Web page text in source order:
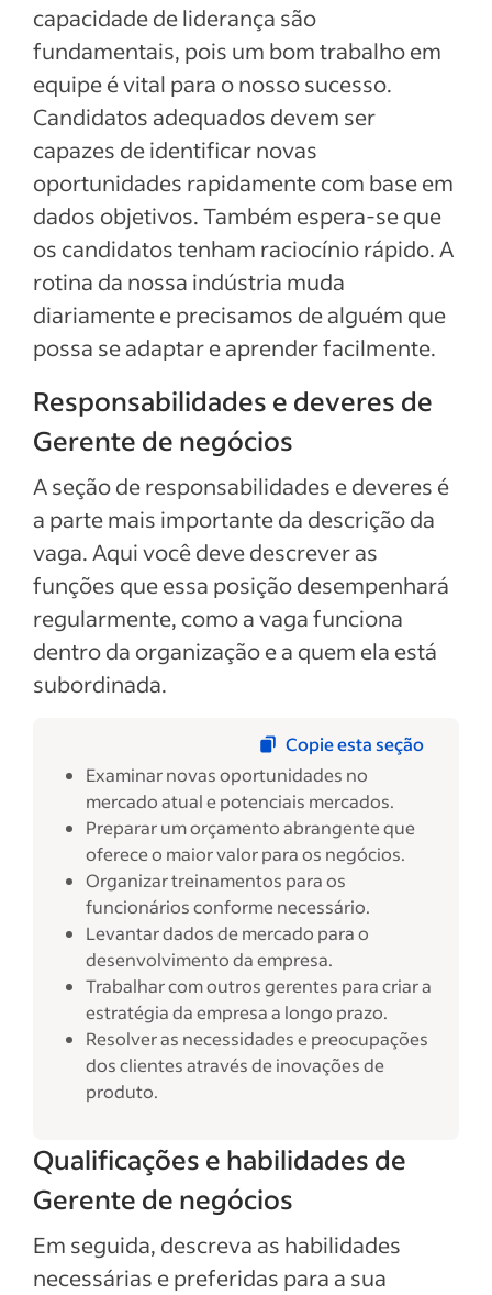
capacidade de liderança são
fundamentais, pois um bom trabalho em
equipe é vital para o nosso sucesso.
Candidatos adequados devem ser
capazes de identificar novas
oportunidades rapidamente com base em
dados objetivos. Também espera-se que
os candidatos tenham raciocínio rápido. A
rotina da nossa indústria muda
diariamente e precisamos de alguém que
possa se adaptar e aprender facilmente.
Responsabilidades e deveres de
Gerente de negócios
A seção de responsabilidades e deveres é
a parte mais importante da descrição da
vaga. Aqui você deve descrever as
funções que essa posição desempenhará
regularmente, como a vaga funciona
dentro da organização e a quem ela está
subordinada.
Copie esta seção
Examinar novas oportunidades no
mercado atual e potenciais mercados.
Preparar um orçamento abrangente que
oferece o maior valor para os negócios.
Organizar treinamentos para os
funcionários conforme necessário.
Levantar dados de mercado para o
desenvolvimento da empresa.
Trabalhar com outros gerentes para criar a
estratégia da empresa a longo prazo.
Resolver as necessidades e preocupações
dos clientes através de inovações de
produto.
Qualificações e habilidades de
Gerente de negócios
Em seguida, descreva as habilidades
necessárias e preferidas para a sua